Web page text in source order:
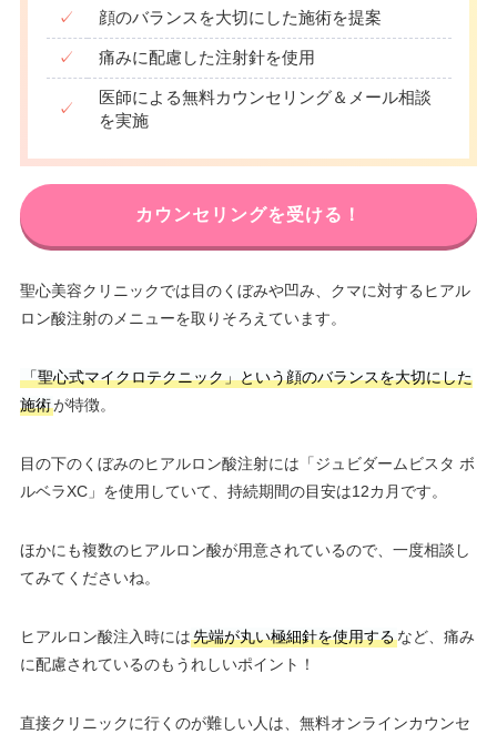
✓ 顔のバランスを大切にした施術を提案
✓ 痛みに配慮した注射針を使用
✓
医師による無料カウンセリング＆メール相談
を実施
カウンセリングを受ける！
聖心美容クリニックでは目のくぼみや凹み、クマに対するヒアル
ロン酸注射のメニューを取りそろえています。
「聖心式マイクロテクニック」という顔のバランスを大切にした
施術が特徴。
目の下のくぼみのヒアルロン酸注射には「ジュビダームビスタ ボ
ルベラXC」を使用していて、持続期間の目安は12カ月です。
ほかにも複数のヒアルロン酸が用意されているので、一度相談し
てみてくださいね。
ヒアルロン酸注入時には先端が丸い極細針を使用するなど、痛み
に配慮されているのもうれしいポイント！
直接クリニックに行くのが難しい人は、無料オンラインカウンセ